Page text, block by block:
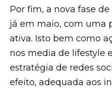
Por fim, a nova fase
já em maio, com uma
ativa. Isto bem como
nos media de lifestyle
estratégia de redes
efeito, adequada aos